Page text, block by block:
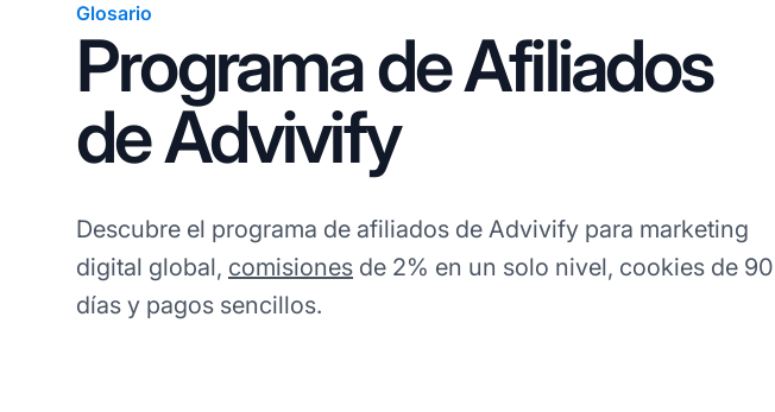
Glosario
Programa de Afiliados
de Advivify
Descubre el programa de afiliados de Advivify para marketing
digital global, comisiones de 2% en un solo nivel, cookies de 90
días y pagos sencillos.